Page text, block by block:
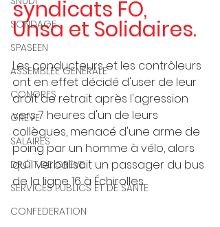
SONDAGE
SPASEEN
ASSEMBLEE GENERALE
CONGRES
GREVE
SALAIRES
DROIT DE GREVE
SERVICES PUBLICS ET DE SANTE
CONFEDERATION
syndicats FO,
Unsa et Solidaires.
Les conducteurs et les contrôleurs
ont en effet décidé d'user de leur
droit de retrait après l'agression
vers 7 heures d'un de leurs
collègues, menacé d'une arme de
poing par un homme à vélo, alors
qu'il verbalisait un passager du bus
de la ligne 16 à Échirolles.